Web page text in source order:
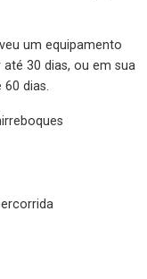
um equipamento
30 dias, ou em sua
dias.